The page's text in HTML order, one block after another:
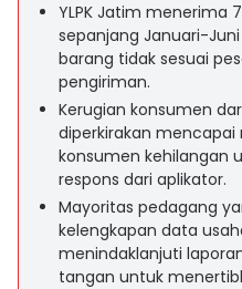
YLPK Jatim menerima
sepanjang Januari-
barang tidak sesuai
pengiriman.
Kerugian konsumen
diperkirakan mencapai
konsumen kehilangan
respons dari aplikator.
Mayoritas pedagang
kelengkapan data
menindaklanjuti
tangan untuk